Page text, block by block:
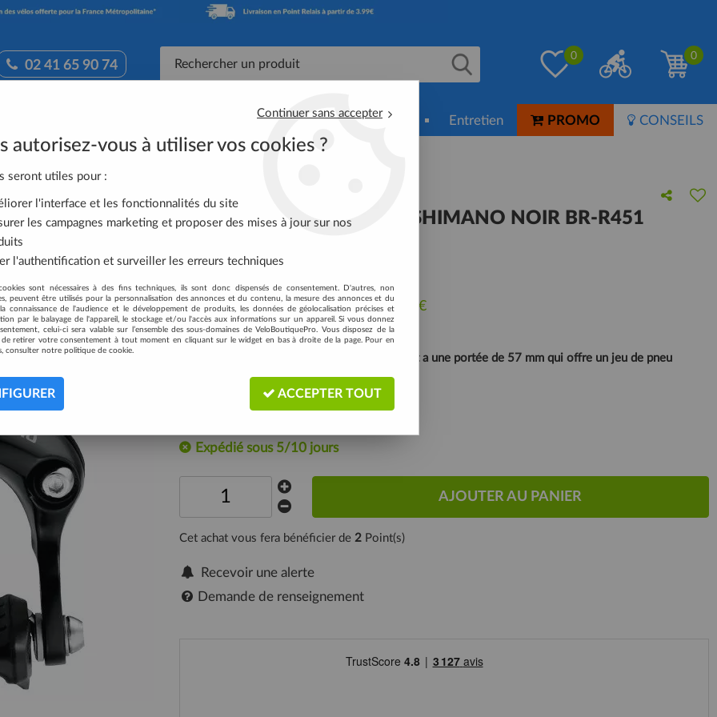
02 41 65 90 74
0 0
Équipement Cycliste Nutrition-Soin Entretien PROMO CONSEILS
SHIMANO Noir BR-R451 Tiagra P R50T2 57mm
ETRIER DE FREIN AVANT SHIMANO NOIR BR-R451
Soyez le premier à donner votre avis !
30,70 €TTC au lieu de35,20 €
Réf. :EBRR451AF73XL
Le frein à étrier SHIMANO R451 double pivot a une portée de 57 mm qui offre un jeu de pneu
jusqu'à 32 mm.
Expédié sous 5/10 jours
AJOUTER AU PANIER
Cet achat vous fera bénéficier de 2 Point(s)
Recevoir une alerte
Demande de renseignement
Continuer sans accepter
autorisez-vous à utiliser vos cookies ?
seront utiles pour :
l'interface et les fonctionnalités du site
les campagnes marketing et proposer des mises à jour sur nos
l'authentification et surveiller les erreurs techniques
sont nécessaires à des fins techniques, ils sont donc dispensés de consentement. D'autres, non
peuvent être utilisés pour la personnalisation des annonces et du contenu, la mesure des annonces et du
connaissance de l'audience et le développement de produits, les données de géolocalisation précises et
par le balayage de l'appareil, le stockage et/ou l'accès aux informations sur un appareil. Si vous donnez
celui-ci sera valable sur l’ensemble des sous-domaines de VeloBoutiquePro. Vous disposez de la
de retirer votre consentement à tout moment en cliquant sur le widget en bas à droite de la page. Pour en
consulter notre politique de cookie.
ACCEPTER TOUT